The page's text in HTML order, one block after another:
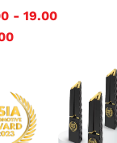
- 19.00